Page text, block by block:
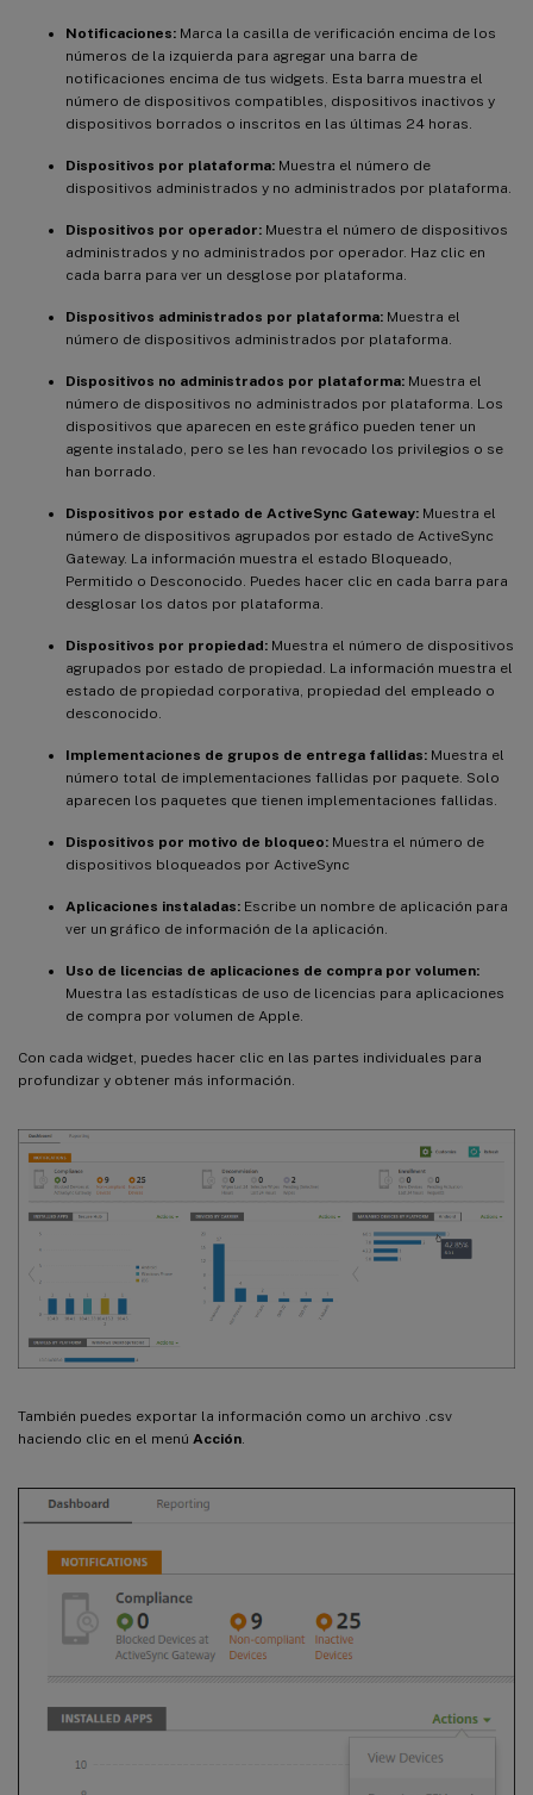
Notificaciones: Marca la casilla de verificación encima de los
números de la izquierda para agregar una barra de
notificaciones encima de tus widgets. Esta barra muestra el
número de dispositivos compatibles, dispositivos inactivos y
dispositivos borrados o inscritos en las últimas 24 horas.
Dispositivos por plataforma: Muestra el número de
dispositivos administrados y no administrados por plataforma.
Dispositivos por operador: Muestra el número de dispositivos
administrados y no administrados por operador. Haz clic en
cada barra para ver un desglose por plataforma.
Dispositivos administrados por plataforma: Muestra el
número de dispositivos administrados por plataforma.
Dispositivos no administrados por plataforma: Muestra el
número de dispositivos no administrados por plataforma. Los
dispositivos que aparecen en este gráfico pueden tener un
agente instalado, pero se les han revocado los privilegios o se
han borrado.
Dispositivos por estado de ActiveSync Gateway: Muestra el
número de dispositivos agrupados por estado de ActiveSync
Gateway. La información muestra el estado Bloqueado,
Permitido o Desconocido. Puedes hacer clic en cada barra para
desglosar los datos por plataforma.
Dispositivos por propiedad: Muestra el número de dispositivos
agrupados por estado de propiedad. La información muestra el
estado de propiedad corporativa, propiedad del empleado o
desconocido.
Implementaciones de grupos de entrega fallidas: Muestra el
número total de implementaciones fallidas por paquete. Solo
aparecen los paquetes que tienen implementaciones fallidas.
Dispositivos por motivo de bloqueo: Muestra el número de
dispositivos bloqueados por ActiveSync
Aplicaciones instaladas: Escribe un nombre de aplicación para
ver un gráfico de información de la aplicación.
Uso de licencias de aplicaciones de compra por volumen:
Muestra las estadísticas de uso de licencias para aplicaciones
de compra por volumen de Apple.
Con cada widget, puedes hacer clic en las partes individuales para
profundizar y obtener más información.
También puedes exportar la información como un archivo .csv
haciendo clic en el menú Acción